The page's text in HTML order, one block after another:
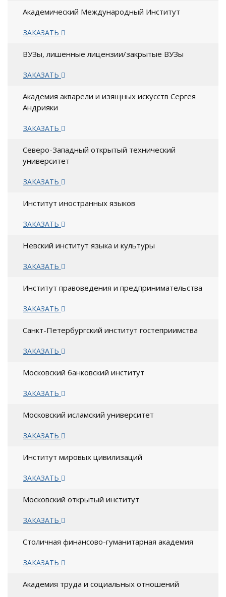
Академический Международный Институт
ЗАКАЗАТЬ
ВУЗы, лишенные лицензии/закрытые ВУЗы
ЗАКАЗАТЬ
Академия акварели и изящных искусств Сергея
Андрияки
ЗАКАЗАТЬ
Северо-Западный открытый технический
университет
ЗАКАЗАТЬ
Институт иностранных языков
ЗАКАЗАТЬ
Невский институт языка и культуры
ЗАКАЗАТЬ
Институт правоведения и предпринимательства
ЗАКАЗАТЬ
Санкт-Петербургский институт гостеприимства
ЗАКАЗАТЬ
Московский банковский институт
ЗАКАЗАТЬ
Московский исламский университет
ЗАКАЗАТЬ
Институт мировых цивилизаций
ЗАКАЗАТЬ
Московский открытый институт
ЗАКАЗАТЬ
Столичная финансово-гуманитарная академия
ЗАКАЗАТЬ
Академия труда и социальных отношений